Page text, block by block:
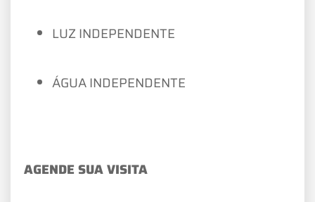
LUZ INDEPENDENTE
ÁGUA INDEPENDENTE
AGENDE SUA VISITA